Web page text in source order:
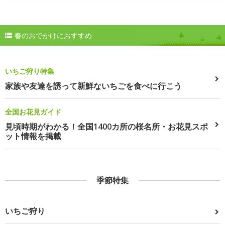
春のおでかけにおすすめ
いちご狩り特集
家族や友達を誘って新鮮ないちごを食べに行こう
全国お花見ガイド
見頃時期がわかる！全国1400カ所の桜名所・お花見スポ
ット情報を掲載
季節特集
いちご狩り